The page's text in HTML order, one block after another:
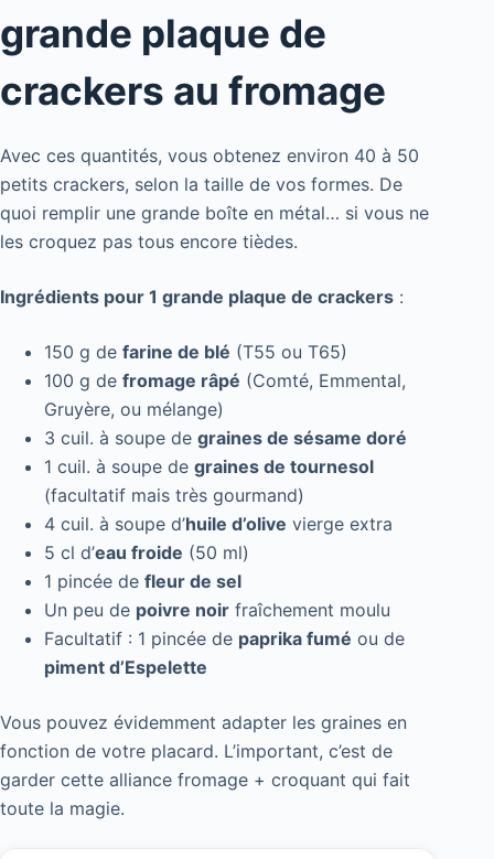
grande plaque de
crackers au fromage
Avec ces quantités, vous obtenez environ 40 à 50
petits crackers, selon la taille de vos formes. De
quoi remplir une grande boîte en métal… si vous ne
les croquez pas tous encore tièdes.
Ingrédients pour 1 grande plaque de crackers :
150 g de farine de blé (T55 ou T65)
100 g de fromage râpé (Comté, Emmental,
Gruyère, ou mélange)
3 cuil. à soupe de graines de sésame doré
1 cuil. à soupe de graines de tournesol
(facultatif mais très gourmand)
4 cuil. à soupe d’huile d’olive vierge extra
5 cl d’eau froide (50 ml)
1 pincée de fleur de sel
Un peu de poivre noir fraîchement moulu
Facultatif : 1 pincée de paprika fumé ou de
piment d’Espelette
Vous pouvez évidemment adapter les graines en
fonction de votre placard. L’important, c’est de
garder cette alliance fromage + croquant qui fait
toute la magie.